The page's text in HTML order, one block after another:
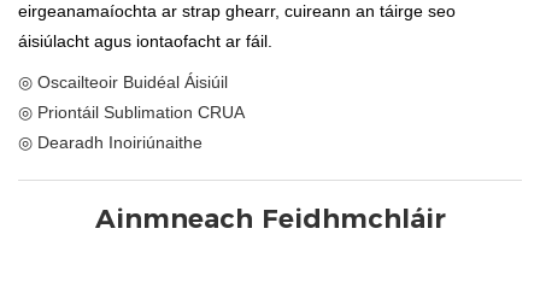
eirgeanamaíochta ar strap ghearr, cuireann an táirge seo
áisiúlacht agus iontaofacht ar fáil.
◎ Oscailteoir Buidéal Áisiúil
◎ Priontáil Sublimation CRUA
◎ Dearadh Inoiriúnaithe
Ainmneach Feidhmchláir